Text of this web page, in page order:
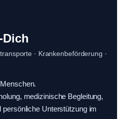
Dich
· Krankenbeförderung ·
medizinische Begleitung,
Unterstützung im